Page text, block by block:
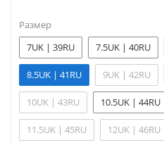
Размер
7UK | 39RU
7.5UK | 40RU
8.5UK | 41RU 9UK | 42RU
10UK | 43RU 10.5UK | 44RU
11.5UK | 45RU 12UK | 46RU